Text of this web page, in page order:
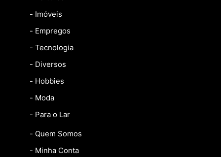
- Imóveis
- Empregos
- Tecnologia
- Diversos
- Hobbies
- Moda
- Para o Lar
- Quem Somos
- Minha Conta